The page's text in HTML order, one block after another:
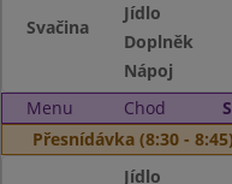
Svačina
Jídlo
Doplněk
Nápoj
Menu
Chod
Přesnídávka (8:30 - 8:45)
Jídlo